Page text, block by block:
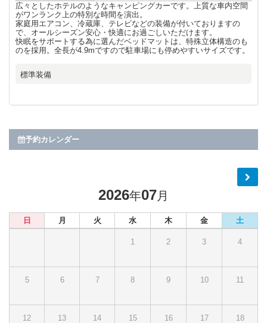
広々としたホテルのようなキャンピングカーです。上質な車内空間
がワンランク上の特別な時間を演出。
家庭用エアコン、冷蔵庫、テレビなどの装備が付いておりますの
で、オールシーズン安心・快適にお過ごしいただけます。
快眠をサポートする為に選んだベッドマットは、特殊立体構造のも
のを採用。全長が4.9mですので駐車場にも停めやすいサイズです。
標準装備
予約カレンダー
2026年07月
日 月 火 水 木 金 土
1 2 3 4
5 6 7 8 9 10 11
12 13 14 15 16 17 18